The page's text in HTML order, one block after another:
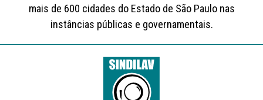
mais de 600 cidades do Estado de São Paulo nas
instâncias públicas e governamentais.